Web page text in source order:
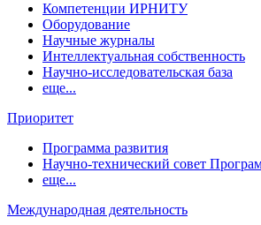
Компетенции ИРНИТУ
Оборудование
Научные журналы
Интеллектуальная собственность
Научно-исследовательская база
еще...
Приоритет
Программа развития
Научно-технический совет
еще...
Международная деятельность